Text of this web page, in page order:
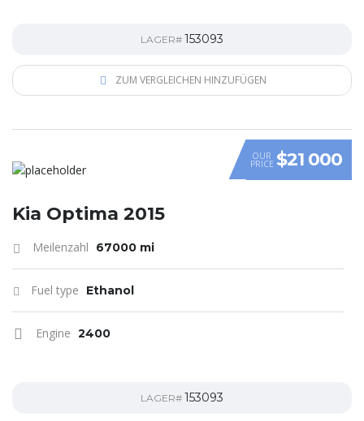
LAGER# 153093
ZUM VERGLEICHEN HINZUFÜGEN
OUR
PRICE $21 000
Kia Optima 2015
Meilenzahl 67000 mi
Fuel type Ethanol
Engine 2400
LAGER# 153093